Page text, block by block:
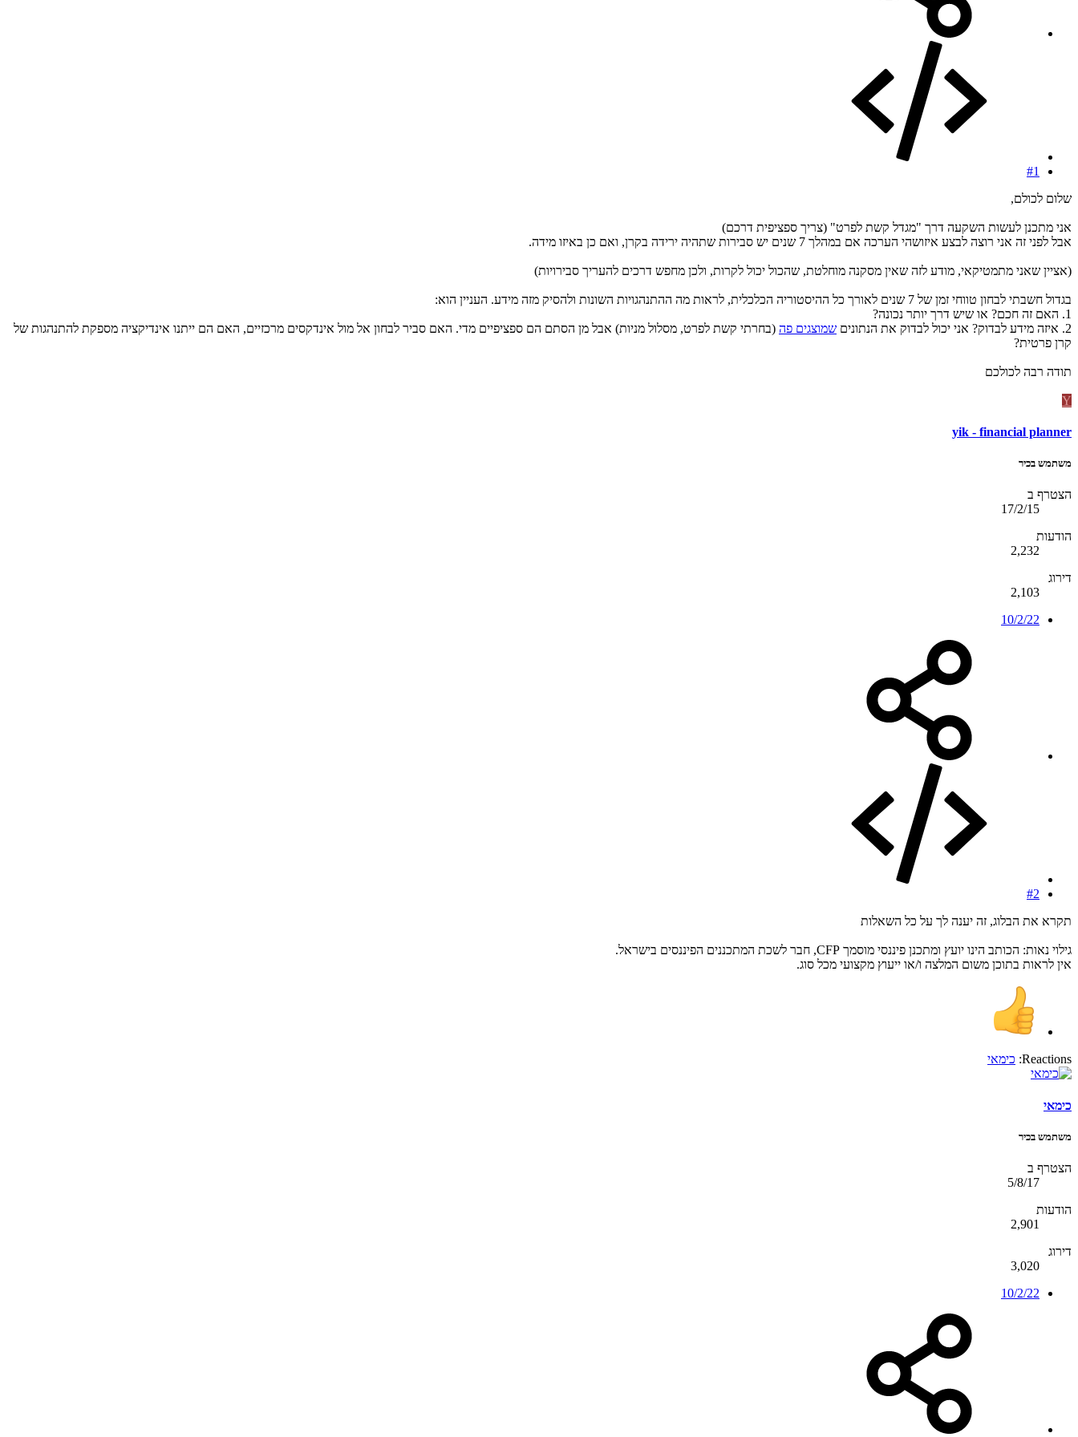
#1
שלום לכולם,
אני מתכנן לעשות השקעה דרך "מגדל קשת לפרט" (צריך ספציפית דרכם)
אבל לפני זה אני רוצה לבצע איזושהי הערכה אם במהלך 7 שנים יש סבירות שתהיה ירידה בקרן, ואם כן באיזו מידה.
(אציין שאני מתמטיקאי, מודע לזה שאין מסקנה מוחלטת, שהכול יכול לקרות, ולכן מחפש דרכים להעריך סבירויות)
בגדול חשבתי לבחון טווחי זמן של 7 שנים לאורך כל ההיסטוריה הכלכלית, לראות מה ההתנהגויות השונות ולהסיק מזה מידע. העניין הוא:
1. האם זה חכם? או שיש דרך יותר נכונה?
2. איזה מידע לבדוק? אני יכול לבדוק את הנתונים
שמוצגים פה (בחרתי קשת לפרט, מסלול מניות) אבל מן הסתם הם ספציפיים מדי. האם סביר לבחון אל מול אינדקסים מרכזיים, האם הם ייתנו אינדיקציה מספקת להתנהגות של
קרן פרטית?
תודה רבה לכולכם
Y
yik - financial planner
משתמש בכיר
הצטרף ב
17/2/15
הודעות
2,232
דירוג
2,103
10/2/22
#2
תקרא את הבלוג, זה יענה לך על כל השאלות
גילוי נאות: הכותב הינו יועץ ומתכנן פיננסי מוסמך CFP, חבר לשכת המתכננים הפיננסים בישראל.
אין לראות בתוכן משום המלצה ו/או ייעוץ מקצועי מכל סוג.
Reactions: כימאי
כימאי
משתמש בכיר
הצטרף ב
5/8/17
הודעות
2,901
דירוג
3,020
10/2/22